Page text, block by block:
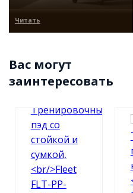
Читать
Вас могут
заинтересовать